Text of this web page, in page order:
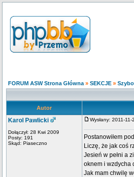
FORUM ASW Strona Główna » SEKCJE »
Autor
Karol Pawlicki
Dołączył: 28 Kwi 2009
Posty: 191
Skąd: Piaseczno
Wysłany: 2011-
Postanowiłem
Liczę, że jak coś
Jesień w pełni a
oknem i wzdycha
Jak mam chwilę